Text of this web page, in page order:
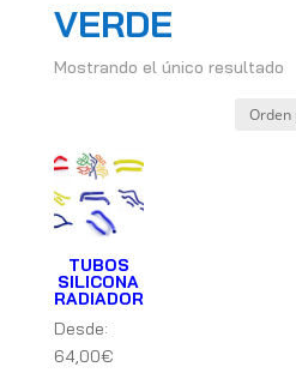
VERDE
Mostrando el único resultado
TUBOS
SILICONA
RADIADOR
Desde:
64,00€